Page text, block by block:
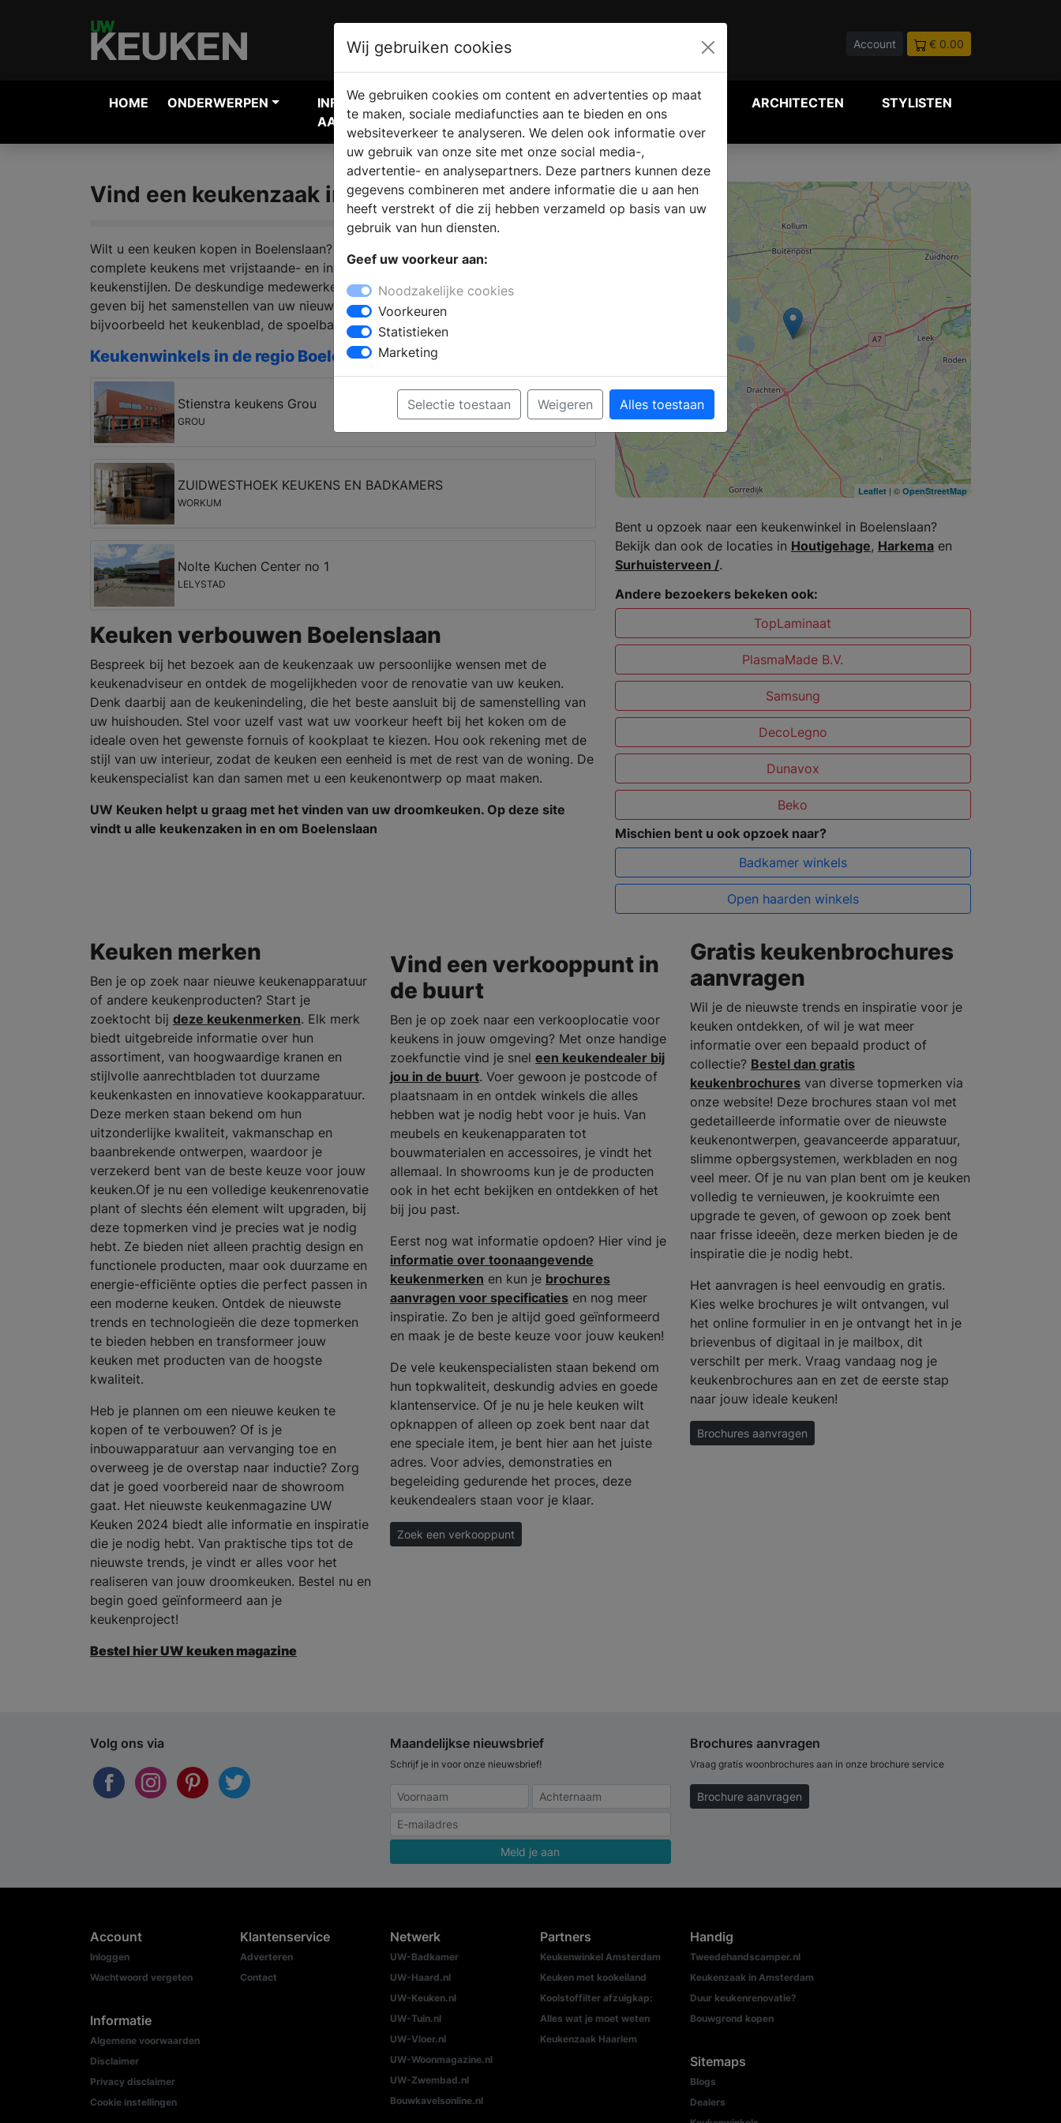
Account € 0.00
HOME ONDERWERPEN
INFORMATIE
AANVRAGEN
VERKOOPLOCATIE
VINDEN
WEBSHOP ARCHITECTEN STYLISTEN
Vind een keukenzaak in Boelenslaan
Wilt u een keuken kopen in Boelenslaan? Bij een bezoek aan een keukenzaak vindt u
complete keukens met vrijstaande- en inbouw keukenapparatuur in verschillende
keukenstijlen. De deskundige medewerkers staan klaar om u professioneel advies
geven bij het samenstellen van uw nieuwe keuken en u helpen bij de keuze voor
bijvoorbeeld het keukenblad, de spoelbak, keukenkraan en inbouwapparatuur.
Keukenwinkels in de regio Boelenslaan
Stienstra keukens Grou
GROU
ZUIDWESTHOEK KEUKENS EN BADKAMERS
WORKUM
Nolte Kuchen Center no 1
LELYSTAD
Keuken verbouwen Boelenslaan
Bespreek bij het bezoek aan de keukenzaak uw persoonlijke wensen met de
keukenadviseur en ontdek de mogelijkheden voor de renovatie van uw keuken.
Denk daarbij aan de keukenindeling, die het beste aansluit bij de samenstelling van
uw huishouden. Stel voor uzelf vast wat uw voorkeur heeft bij het koken om de
ideale oven het gewenste fornuis of kookplaat te kiezen. Hou ook rekening met de
stijl van uw interieur, zodat de keuken een eenheid is met de rest van de woning. De
keukenspecialist kan dan samen met u een keukenontwerp op maat maken.
UW Keuken helpt u graag met het vinden van uw droomkeuken. Op deze site
vindt u alle keukenzaken in en om Boelenslaan
+
Leaflet| © OpenStreetMap
Bent u opzoek naar een keukenwinkel in Boelenslaan?
Bekijk dan ook de locaties in Houtigehage, Harkemaen
Surhuisterveen /.
Andere bezoekers bekeken ook:
TopLaminaat
PlasmaMade B.V.
Samsung
DecoLegno
Dunavox
Beko
Mischien bent u ook opzoek naar?
Badkamer winkels
Open haarden winkels
Keuken merken
Ben je op zoek naar nieuwe keukenapparatuur
of andere keukenproducten? Start je
zoektocht bij deze keukenmerken. Elk merk
biedt uitgebreide informatie over hun
assortiment, van hoogwaardige kranen en
stijlvolle aanrechtbladen tot duurzame
keukenkasten en innovatieve kookapparatuur.
Deze merken staan bekend om hun
uitzonderlijke kwaliteit, vakmanschap en
baanbrekende ontwerpen, waardoor je
verzekerd bent van de beste keuze voor jouw
keuken.Of je nu een volledige keukenrenovatie
plant of slechts één element wilt upgraden, bij
deze topmerken vind je precies wat je nodig
hebt. Ze bieden niet alleen prachtig design en
functionele producten, maar ook duurzame en
energie-efficiënte opties die perfect passen in
een moderne keuken. Ontdek de nieuwste
trends en technologieën die deze topmerken
te bieden hebben en transformeer jouw
keuken met producten van de hoogste
kwaliteit.
Heb je plannen om een nieuwe keuken te
kopen of te verbouwen? Of is je
inbouwapparatuur aan vervanging toe en
overweeg je de overstap naar inductie? Zorg
dat je goed voorbereid naar de showroom
gaat. Het nieuwste keukenmagazine UW
Keuken 2024 biedt alle informatie en inspiratie
die je nodig hebt. Van praktische tips tot de
nieuwste trends, je vindt er alles voor het
realiseren van jouw droomkeuken. Bestel nu en
begin goed geïnformeerd aan je
keukenproject!
Bestel hier UW keuken magazine
Vind een verkooppunt in
de buurt
Ben je op zoek naar een verkooplocatie voor
keukens in jouw omgeving? Met onze handige
zoekfunctie vind je snel een keukendealer bij
jou in de buurt. Voer gewoon je postcode of
plaatsnaam in en ontdek winkels die alles
hebben wat je nodig hebt voor je huis. Van
meubels en keukenapparaten tot
bouwmaterialen en accessoires, je vindt het
allemaal. In showrooms kun je de producten
ook in het echt bekijken en ontdekken of het
bij jou past.
Eerst nog wat informatie opdoen? Hier vind je
informatie over toonaangevende
keukenmerken en kun je brochures
aanvragen voor specificatiesen nog meer
inspiratie. Zo ben je altijd goed geïnformeerd
en maak je de beste keuze voor jouw keuken!
De vele keukenspecialisten staan bekend om
hun topkwaliteit, deskundig advies en goede
klantenservice. Of je nu je hele keuken wilt
opknappen of alleen op zoek bent naar dat
ene speciale item, je bent hier aan het juiste
adres. Voor advies, demonstraties en
begeleiding gedurende het proces, deze
keukendealers staan voor je klaar.
Zoek een verkooppunt
Gratis keukenbrochures
aanvragen
Wil je de nieuwste trends en inspiratie voor je
keuken ontdekken, of wil je wat meer
informatie over een bepaald product of
collectie? Bestel dan gratis
keukenbrochuresvan diverse topmerken via
onze website! Deze brochures staan vol met
gedetailleerde informatie over de nieuwste
keukenontwerpen, geavanceerde apparatuur,
slimme opbergsystemen, werkbladen en nog
veel meer. Of je nu van plan bent om je keuken
volledig te vernieuwen, je kookruimte een
upgrade te geven, of gewoon op zoek bent
naar frisse ideeën, deze merken bieden je de
inspiratie die je nodig hebt.
Het aanvragen is heel eenvoudig en gratis.
Kies welke brochures je wilt ontvangen, vul
het online formulier in en je ontvangt het in je
brievenbus of digitaal in je mailbox, dit
verschilt per merk. Vraag vandaag nog je
keukenbrochures aan en zet de eerste stap
naar jouw ideale keuken!
Brochures aanvragen
Wij gebruiken cookies
We gebruiken cookies om content en advertenties op maat
te maken, sociale mediafuncties aan te bieden en ons
websiteverkeer te analyseren. We delen ook informatie over
uw gebruik van onze site met onze social media-,
advertentie- en analysepartners. Deze partners kunnen deze
gegevens combineren met andere informatie die u aan hen
heeft verstrekt of die zij hebben verzameld op basis van uw
gebruik van hun diensten.
Geef uw voorkeur aan:
Noodzakelijke cookies
Voorkeuren
Statistieken
Marketing
Selectie toestaan Weigeren Alles toestaan
Volg ons via Maandelijkse nieuwsbrief
Schrijf je in voor onze nieuwsbrief!
Meld je aan
Brochures aanvragen
Vraag gratis woonbrochures aan in onze brochure service
Brochure aanvragen
Account
Inloggen
Wachtwoord vergeten
Informatie
Algemene voorwaarden
Disclaimer
Privacy disclaimer
Cookie instellingen
Klantenservice
Adverteren
Contact
Netwerk
UW-Badkamer
UW-Haard.nl
UW-Keuken.nl
UW-Tuin.nl
UW-Vloer.nl
UW-Woonmagazine.nl
UW-Zwembad.nl
Bouwkavelsonline.nl
Partners
Keukenwinkel Amsterdam
Keuken met kookeiland
Koolstoffilter afzuigkap:
Alles wat je moet weten
Keukenzaak Haarlem
Handig
Tweedehandscamper.nl
Keukenzaak in Amsterdam
Duur keukenrenovatie?
Bouwgrond kopen
Sitemaps
Blogs
Dealers